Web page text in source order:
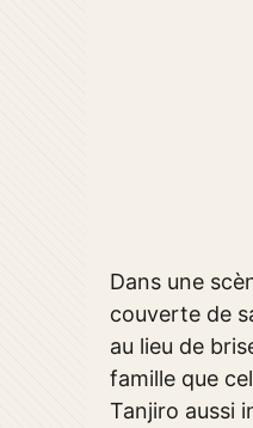
Dans une
couverte de
au lieu de
famille que
Tanjiro aussi